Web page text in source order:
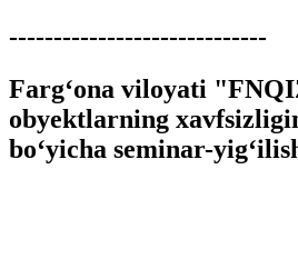
-----------------------------
Farg‘ona viloyati
obyektlarning
bo‘yicha seminar-